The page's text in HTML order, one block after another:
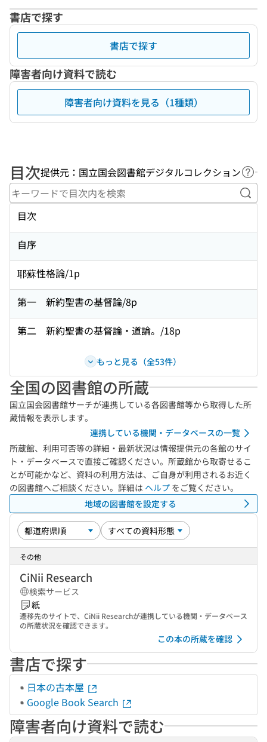
書店で探す
書店で探す
障害者向け資料で読む
障害者向け資料を見る（1種類）
目次提供元：国立国会図書館デジタルコレクション ヘ
キ
目次
自序
耶蘇性格論/1p
第一 新約聖書の基督論/8p
第二 新約聖書の基督論・道論。/18p
もっと見る（全53件）
全国の図書館の所蔵
国立国会図書館サーチが連携している各図書館等から取得した所
蔵情報を表示します。
連携している機関・データベースの一覧
所蔵館、利用可否等の詳細・最新状況は情報提供元の各館のサイ
ト・データベースで直接ご確認ください。所蔵館から取寄せるこ
とが可能かなど、資料の利用方法は、ご自身が利用されるお近く
の図書館へご相談ください。詳細は ヘルプ をご覧ください。
地域の図書館を設定する
その他
CiNii Research
検索サービス
紙
遷移先のサイトで、CiNii Researchが連携している機関・データベース
の所蔵状況を確認できます。
この本の所蔵を確認
書店で探す
日本の古本屋
Google Book Search
障害者向け資料で読む